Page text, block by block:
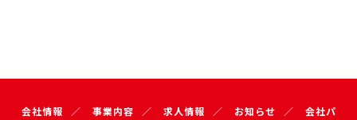
会社情報 事業内容 求人情報 お知らせ 会社パ